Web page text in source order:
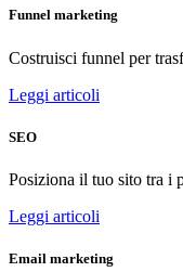
Funnel marketing
Costruisci funnel per
Leggi articoli
SEO
Posiziona il tuo sito tra i
Leggi articoli
Email marketing